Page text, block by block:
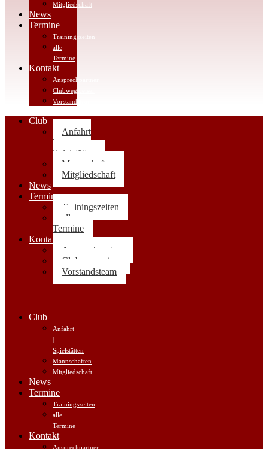
Mitgliedschaft
News
Termine
Trainingszeiten
alle
Termine
Kontakt
Ansprechpartner
Clubwegweiser
Vorstandsteam
Club
Anfahrt
|
Spielstätten
Mannschaften
Mitgliedschaft
News
Termine
Trainingszeiten
alle
Termine
Kontakt
Ansprechpartner
Clubwegweiser
Vorstandsteam
Club
Anfahrt
|
Spielstätten
Mannschaften
Mitgliedschaft
News
Termine
Trainingszeiten
alle
Termine
Kontakt
Ansprechpartner